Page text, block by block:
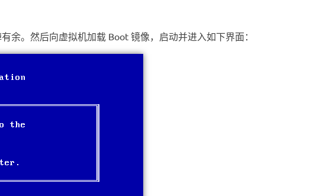
余。然后向虚拟机加载 Boot 镜像，启动并进入如下界面：